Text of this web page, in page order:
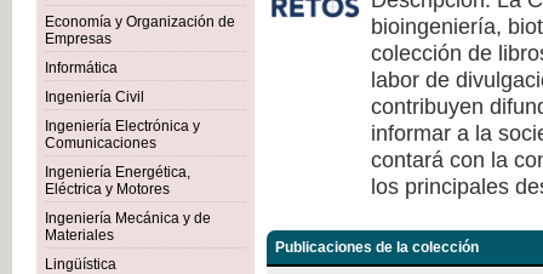
Economía y Organización de
Empresas
Informática
Ingeniería Civil
Ingeniería Electrónica y
Comunicaciones
Ingeniería Energética,
Eléctrica y Motores
Ingeniería Mecánica y de
Materiales
Lingüística
bioingeniería,
colección de
labor de
contribuyen
informar a la
contará con la
los principales
Publicaciones de la colección